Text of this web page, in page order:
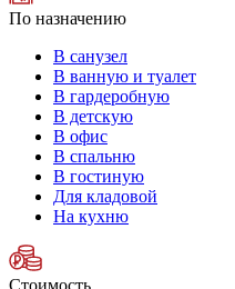
По назначению
В санузел
В ванную и туалет
В гардеробную
В детскую
В офис
В спальню
В гостиную
Для кладовой
На кухню
Стоимость